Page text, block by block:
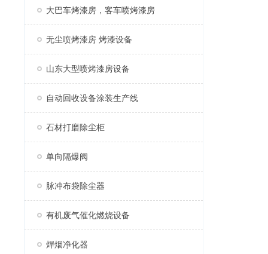
大巴车烤漆房，客车喷烤漆房
无尘喷烤漆房 烤漆设备
山东大型喷烤漆房设备
自动回收设备涂装生产线
石材打磨除尘柜
单向隔爆阀
脉冲布袋除尘器
有机废气催化燃烧设备
焊烟净化器